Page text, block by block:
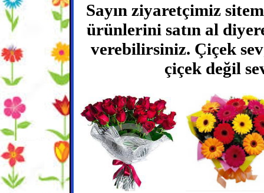
Sayın ziyaretçimiz
ürünlerini satın al
verebilirsiniz. Çiçek
çiçek değil